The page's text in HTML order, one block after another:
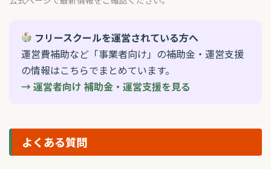
フリースクールを運営されている方へ
運営費補助など「事業者向け」の補助金・運営支援
の情報はこちらでまとめています。
→ 運営者向け 補助金・運営支援を見る
よくある質問